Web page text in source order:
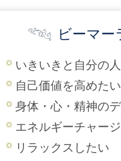
ビーマ
いきいきと自分の
自己価値を高めたい
身体・心・精神の
エネルギーチャージ
リラックスしたい